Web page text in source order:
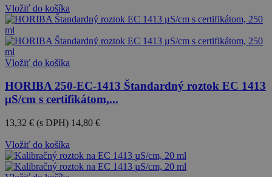
Vložiť do košíka
Vložiť do košíka
HORIBA 250-EC-1413 Štandardný roztok EC 1413
μS/cm s certifikátom,...
13,32 € (s DPH) 14,80 €
Vložiť do košíka